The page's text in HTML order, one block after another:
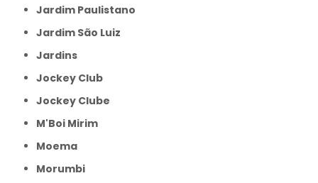
Jardim Paulistano
Jardim São Luiz
Jardins
Jockey Club
Jockey Clube
M'Boi Mirim
Moema
Morumbi